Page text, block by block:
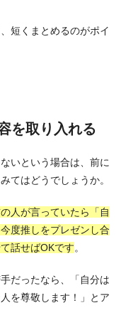
短くまとめるのがポイ
を取り入れる
いという場合は、前に
てはどうでしょうか。
人が言っていたら「自
度推しをプレゼンし合
話せばOKです。
だったなら、「自分は
を尊敬します！」とア